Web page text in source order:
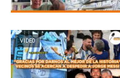
VIDEO